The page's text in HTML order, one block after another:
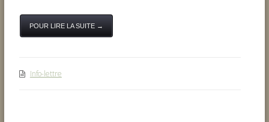
POUR LIRE LA SUITE →
Info-lettre